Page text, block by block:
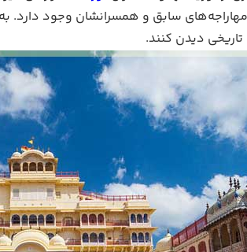
سابق و همسرانشان وجود دارد.
تاریخی دیدن کنند.